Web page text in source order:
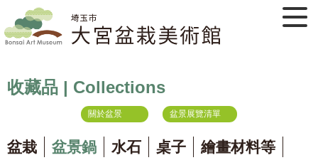
收藏品 | Collections
關於盆景 盆景展覽清單
盆栽 盆景鍋 水石 桌子
繪畫材料等